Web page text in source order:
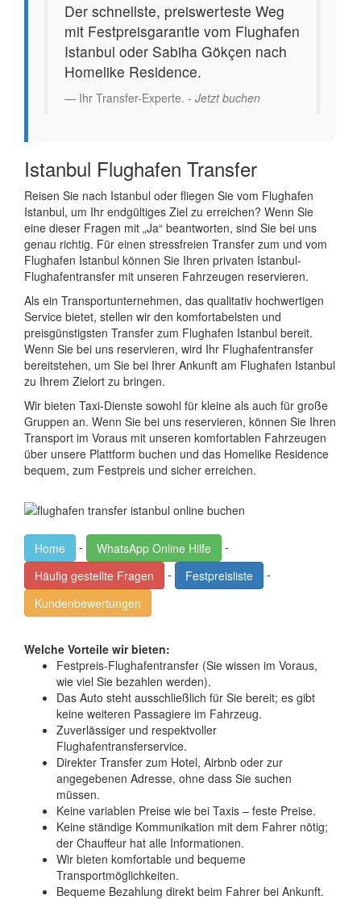
Der schnellste, preiswerteste Weg
mit Festpreisgarantie vom Flughafen
Istanbul oder Sabiha Gökçen nach
Homelike Residence.
Ihr Transfer-Experte. - Jetzt buchen
Istanbul Flughafen Transfer
Reisen Sie nach Istanbul oder fliegen Sie vom Flughafen
Istanbul, um Ihr endgültiges Ziel zu erreichen? Wenn Sie
eine dieser Fragen mit „Ja“ beantworten, sind Sie bei uns
genau richtig. Für einen stressfreien Transfer zum und vom
Flughafen Istanbul können Sie Ihren privaten Istanbul-
Flughafentransfer mit unseren Fahrzeugen reservieren.
Als ein Transportunternehmen, das qualitativ hochwertigen
Service bietet, stellen wir den komfortabelsten und
preisgünstigsten Transfer zum Flughafen Istanbul bereit.
Wenn Sie bei uns reservieren, wird Ihr Flughafentransfer
bereitstehen, um Sie bei Ihrer Ankunft am Flughafen Istanbul
zu Ihrem Zielort zu bringen.
Wir bieten Taxi-Dienste sowohl für kleine als auch für große
Gruppen an. Wenn Sie bei uns reservieren, können Sie Ihren
Transport im Voraus mit unseren komfortablen Fahrzeugen
über unsere Plattform buchen und das Homelike Residence
bequem, zum Festpreis und sicher erreichen.
Home - WhatsApp Online Hilfe
-
Häufig gestellte Fragen
- Festpreisliste
-
Kundenbewertungen
Welche Vorteile wir bieten:
Festpreis-Flughafentransfer (Sie wissen im Voraus,
wie viel Sie bezahlen werden).
Das Auto steht ausschließlich für Sie bereit; es gibt
keine weiteren Passagiere im Fahrzeug.
Zuverlässiger und respektvoller
Flughafentransferservice.
Direkter Transfer zum Hotel, Airbnb oder zur
angegebenen Adresse, ohne dass Sie suchen
müssen.
Keine variablen Preise wie bei Taxis – feste Preise.
Keine ständige Kommunikation mit dem Fahrer nötig;
der Chauffeur hat alle Informationen.
Wir bieten komfortable und bequeme
Transportmöglichkeiten.
Bequeme Bezahlung direkt beim Fahrer bei Ankunft.